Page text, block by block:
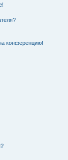
конференцию!